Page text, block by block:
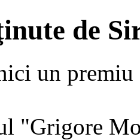
de
un premiu
"Grigore